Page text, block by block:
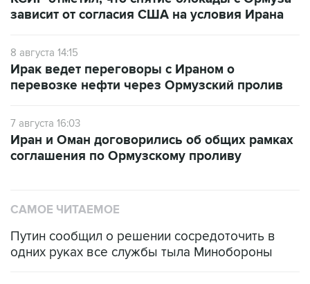
зависит от согласия США на условия Ирана
8 августа 14:15
Ирак ведет переговоры с Ираном о
перевозке нефти через Ормузский пролив
7 августа 16:03
Иран и Оман договорились об общих рамках
соглашения по Ормузскому проливу
САМОЕ ЧИТАЕМОЕ
Путин сообщил о решении сосредоточить в
одних руках все службы тыла Минобороны